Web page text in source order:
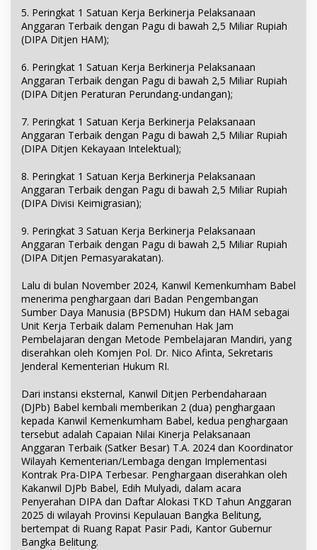
5. Peringkat 1 Satuan Kerja Berkinerja Pelaksanaan
Anggaran Terbaik dengan Pagu di bawah 2,5 Miliar Rupiah
(DIPA Ditjen HAM);
6. Peringkat 1 Satuan Kerja Berkinerja Pelaksanaan
Anggaran Terbaik dengan Pagu di bawah 2,5 Miliar Rupiah
(DIPA Ditjen Peraturan Perundang-undangan);
7. Peringkat 1 Satuan Kerja Berkinerja Pelaksanaan
Anggaran Terbaik dengan Pagu di bawah 2,5 Miliar Rupiah
(DIPA Ditjen Kekayaan Intelektual);
8. Peringkat 1 Satuan Kerja Berkinerja Pelaksanaan
Anggaran Terbaik dengan Pagu di bawah 2,5 Miliar Rupiah
(DIPA Divisi Keimigrasian);
9. Peringkat 3 Satuan Kerja Berkinerja Pelaksanaan
Anggaran Terbaik dengan Pagu di bawah 2,5 Miliar Rupiah
(DIPA Ditjen Pemasyarakatan).
Lalu di bulan November 2024, Kanwil Kemenkumham Babel
menerima penghargaan dari Badan Pengembangan
Sumber Daya Manusia (BPSDM) Hukum dan HAM sebagai
Unit Kerja Terbaik dalam Pemenuhan Hak Jam
Pembelajaran dengan Metode Pembelajaran Mandiri, yang
diserahkan oleh Komjen Pol. Dr. Nico Afinta, Sekretaris
Jenderal Kementerian Hukum RI.
Dari instansi eksternal, Kanwil Ditjen Perbendaharaan
(DJPb) Babel kembali memberikan 2 (dua) penghargaan
kepada Kanwil Kemenkumham Babel, kedua penghargaan
tersebut adalah Capaian Nilai Kinerja Pelaksanaan
Anggaran Terbaik (Satker Besar) T.A. 2024 dan Koordinator
Wilayah Kementerian/Lembaga dengan Implementasi
Kontrak Pra-DIPA Terbesar. Penghargaan diserahkan oleh
Kakanwil DJPb Babel, Edih Mulyadi, dalam acara
Penyerahan DIPA dan Daftar Alokasi TKD Tahun Anggaran
2025 di wilayah Provinsi Kepulauan Bangka Belitung,
bertempat di Ruang Rapat Pasir Padi, Kantor Gubernur
Bangka Belitung.